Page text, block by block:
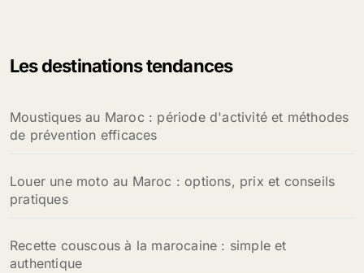
Les destinations tendances
Moustiques au Maroc : période d'activité et méthodes
de prévention efficaces
Louer une moto au Maroc : options, prix et conseils
pratiques
Recette couscous à la marocaine : simple et
authentique